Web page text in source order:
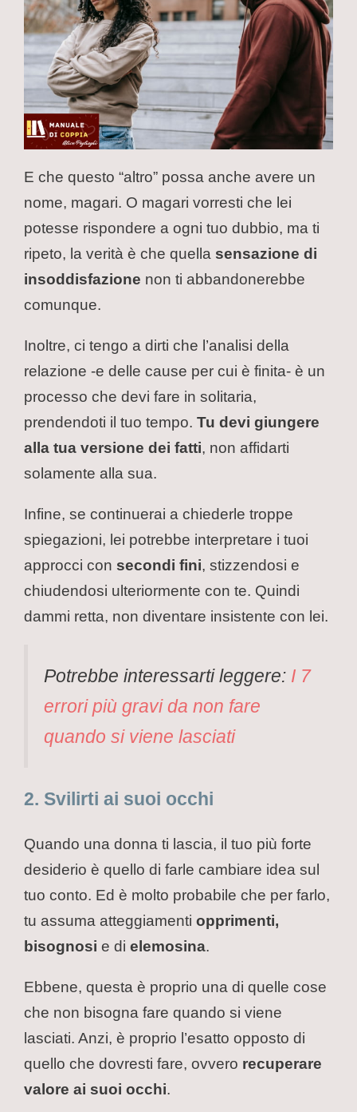
E che questo “altro” possa anche avere un
nome, magari. O magari vorresti che lei
potesse rispondere a ogni tuo dubbio, ma ti
ripeto, la verità è che quella sensazione di
insoddisfazione non ti abbandonerebbe
comunque.
Inoltre, ci tengo a dirti che l’analisi della
relazione -e delle cause per cui è finita- è un
processo che devi fare in solitaria,
prendendoti il tuo tempo. Tu devi giungere
alla tua versione dei fatti, non affidarti
solamente alla sua.
Infine, se continuerai a chiederle troppe
spiegazioni, lei potrebbe interpretare i tuoi
approcci con secondi fini, stizzendosi e
chiudendosi ulteriormente con te. Quindi
dammi retta, non diventare insistente con lei.
Potrebbe interessarti leggere: I 7
errori più gravi da non fare
quando si viene lasciati
2. Svilirti ai suoi occhi
Quando una donna ti lascia, il tuo più forte
desiderio è quello di farle cambiare idea sul
tuo conto. Ed è molto probabile che per farlo,
tu assuma atteggiamenti opprimenti,
bisognosi e di elemosina.
Ebbene, questa è proprio una di quelle cose
che non bisogna fare quando si viene
lasciati. Anzi, è proprio l’esatto opposto di
quello che dovresti fare, ovvero recuperare
valore ai suoi occhi.